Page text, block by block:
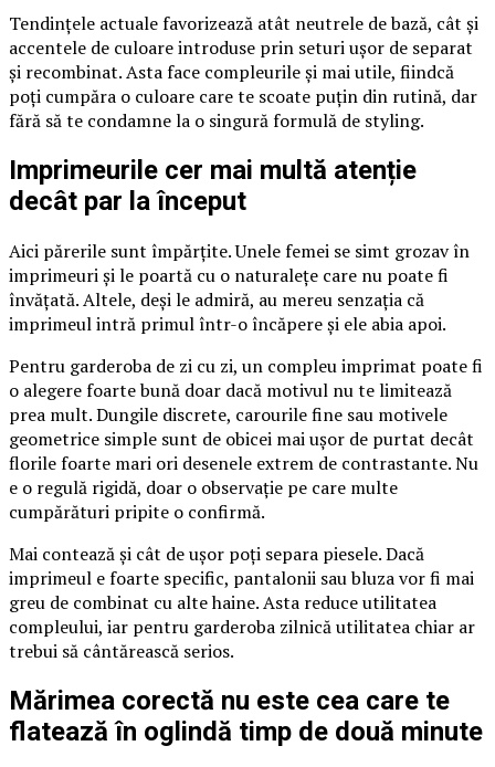
Tendințele actuale favorizează atât neutrele de bază, cât și
accentele de culoare introduse prin seturi ușor de separat
și recombinat. Asta face compleurile și mai utile, fiindcă
poți cumpăra o culoare care te scoate puțin din rutină, dar
fără să te condamne la o singură formulă de styling.
Imprimeurile cer mai multă atenție
decât par la început
Aici părerile sunt împărțite. Unele femei se simt grozav în
imprimeuri și le poartă cu o naturalețe care nu poate fi
învățată. Altele, deși le admiră, au mereu senzația că
imprimeul intră primul într-o încăpere și ele abia apoi.
Pentru garderoba de zi cu zi, un compleu imprimat poate fi
o alegere foarte bună doar dacă motivul nu te limitează
prea mult. Dungile discrete, carourile fine sau motivele
geometrice simple sunt de obicei mai ușor de purtat decât
florile foarte mari ori desenele extrem de contrastante. Nu
e o regulă rigidă, doar o observație pe care multe
cumpărături pripite o confirmă.
Mai contează și cât de ușor poți separa piesele. Dacă
imprimeul e foarte specific, pantalonii sau bluza vor fi mai
greu de combinat cu alte haine. Asta reduce utilitatea
compleului, iar pentru garderoba zilnică utilitatea chiar ar
trebui să cântărească serios.
Mărimea corectă nu este cea care te
flatează în oglindă timp de două minute